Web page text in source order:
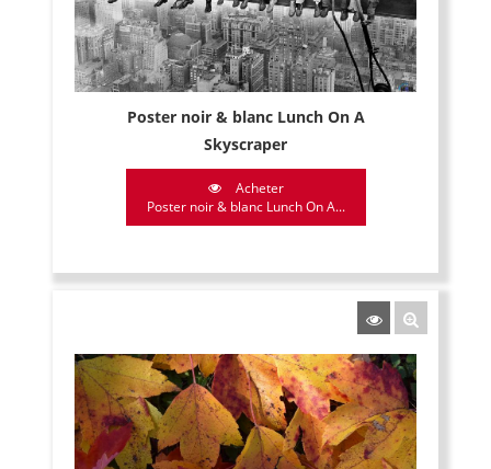
Poster noir & blanc Lunch On A
Skyscraper
Acheter
Poster noir & blanc Lunch On A...